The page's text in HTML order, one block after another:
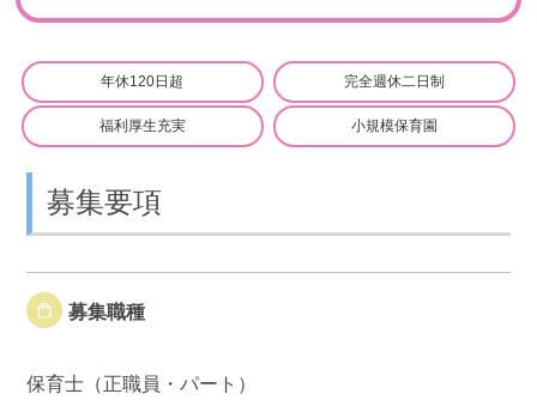
年休120日超 完全週休二日制
福利厚生充実 小規模保育園
募集要項
募集職種
保育士（正職員・パート）